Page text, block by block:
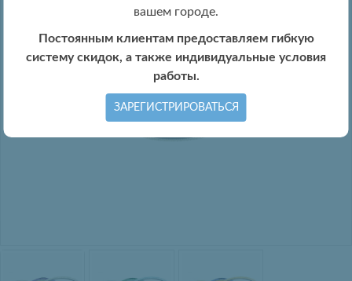
вашем городе.
Постоянным клиентам предоставляем гибкую
систему скидок, а также индивидуальные условия
работы.
ЗАРЕГИСТРИРОВАТЬСЯ